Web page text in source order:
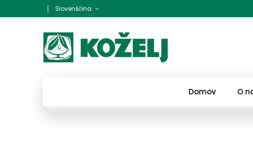
Slovenščina
Domov O